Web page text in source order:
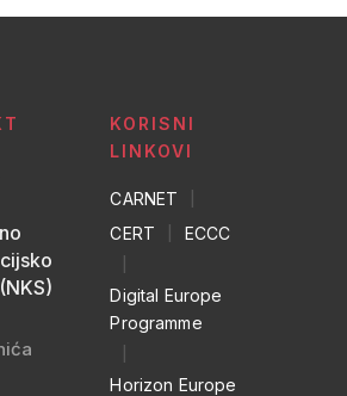
KORISNI
LINKOVI
CARNET
CERT ECCC
Digital Europe
Programme
Horizon Europe